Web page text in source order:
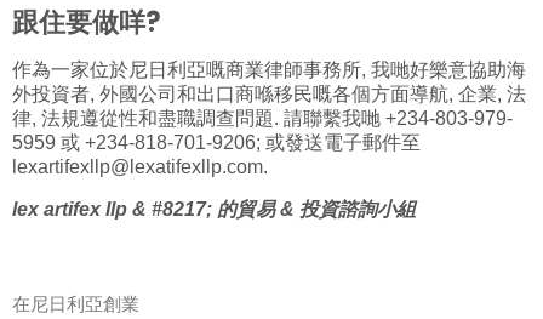
跟住要做咩?
作為一家位於尼日利亞嘅商業律師事務所, 我哋好樂意協助海
外投資者, 外國公司和出口商喺移民嘅各個方面導航, 企業, 法
律, 法規遵從性和盡職調查問題. 請聯繫我哋 +234-803-979-
5959 或 +234-818-701-9206; 或發送電子郵件至
lexartifexllp@lexatifexllp.com.
lex artifex llp & #8217; 的貿易 & 投資諮詢小組
在尼日利亞創業